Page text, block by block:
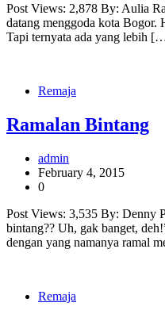
Post Views: 2,878 By: Aulia
datang menggoda kota
Tapi ternyata ada yang lebih
Remaja
Ramalan Bintang
admin
February 4, 2015
0
Post Views: 3,535 By: Denny
bintang?? Uh, gak banget,
dengan yang namanya ramal
Remaja